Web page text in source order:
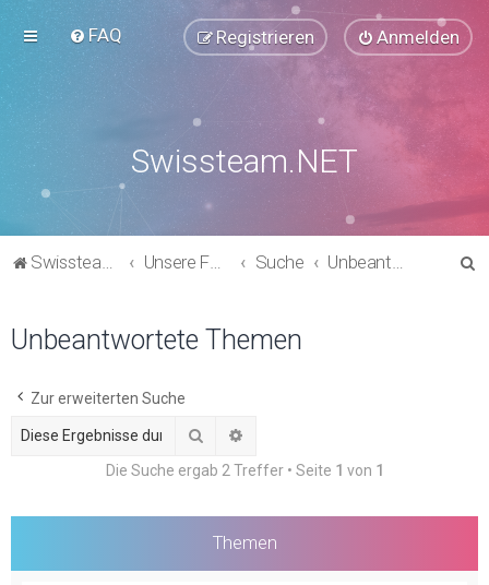
FAQ Anmelden
Registrieren
Swissteam.NET
Swissteam.NET Unsere Foren Suche Unbeantwortete Themen
Unbeantwortete Themen
Zur erweiterten Suche
Suche
Die Suche ergab 2 Treffer • Seite 1 von 1
Themen